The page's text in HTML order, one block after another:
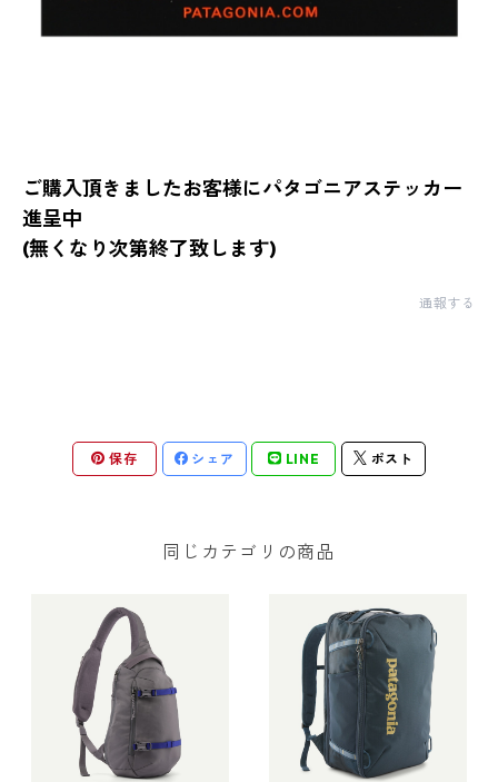
ご購入頂きましたお客様にパタゴニアステッカー
進呈中
(無くなり次第終了致します)
通報する
保存 シェア LINE ポスト
同じカテゴリの商品